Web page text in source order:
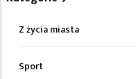
Z życia miasta
Sport